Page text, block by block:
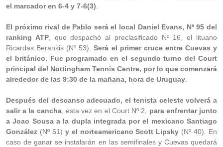
el marcador en 6-4 y 7-6(3)
El próximo rival de Pablo será el local Daniel Evans, Nº 95 del
ranking ATP, que despachó al preclasificado Nº 16, el lituano
Ricardas Berankis (Nº 53).Será el primer cruce entre Cuevas y
el británico. Fue programado en el segundo turno del Court
principal del Nottingham Tennis Centre, por lo que comenzará
alrededor de las 9:30 de la mañana, hora de Uruguay
Después del descanso adecuado, el tenista celeste volverá a
salir a la cancha, esta vez en el Court Nº 2, para enfrentar junto
a Joao Sousa a la dupla integrada por el mexicano Santiago
González (Nº 51) y el norteamericano Scott Lipsky (Nº 40). En
caso de ganar se instalarán en las semifinales y Cuevas quedará